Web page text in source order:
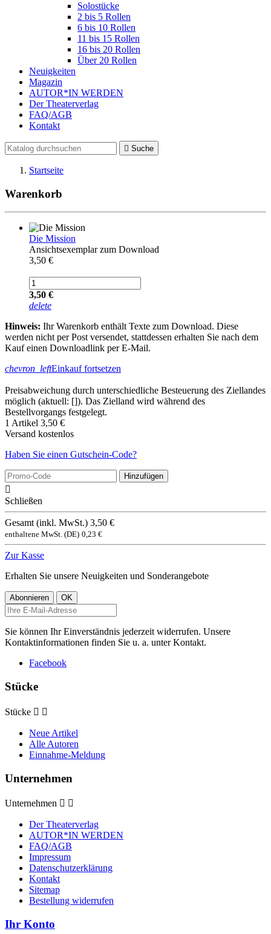
Solostücke
2 bis 5 Rollen
6 bis 10 Rollen
11 bis 15 Rollen
16 bis 20 Rollen
Über 20 Rollen
Neuigkeiten
Magazin
AUTOR*IN WERDEN
Der Theaterverlag
FAQ/AGB
Kontakt
 Suche
Startseite
Warenkorb
Die Mission
Ansichtsexemplar zum Download
3,50 €
3,50 €
delete
Hinweis: Ihr Warenkorb enthält Texte zum Download. Diese
werden nicht per Post versendet, stattdessen erhalten Sie nach dem
Kauf einen Downloadlink per E-Mail.
chevron_leftEinkauf fortsetzen
Preisabweichung durch unterschiedliche Besteuerung des Ziellandes
möglich (aktuell: []). Das Zielland wird während des
Bestellvorgangs festgelegt.
1 Artikel 3,50 €
Versand kostenlos
Haben Sie einen Gutschein-Code?
Hinzufügen

Schließen
Gesamt (inkl. MwSt.) 3,50 €
enthaltene MwSt. (DE) 0,23 €
Zur Kasse
Erhalten Sie unsere Neuigkeiten und Sonderangebote
Sie können Ihr Einverständnis jederzeit widerrufen. Unsere
Kontaktinformationen finden Sie u. a. unter Kontakt.
Facebook
Stücke
Stücke  
Neue Artikel
Alle Autoren
Einnahme-Meldung
Unternehmen
Unternehmen  
Der Theaterverlag
AUTOR*IN WERDEN
FAQ/AGB
Impressum
Datenschutzerklärung
Kontakt
Sitemap
Bestellung widerrufen
Ihr Konto